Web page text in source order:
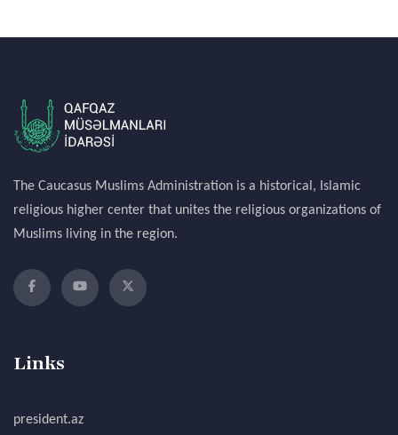
The Caucasus Muslims Administration is a historical, Islamic
religious higher center that unites the religious organizations of
Muslims living in the region.
Links
president.az